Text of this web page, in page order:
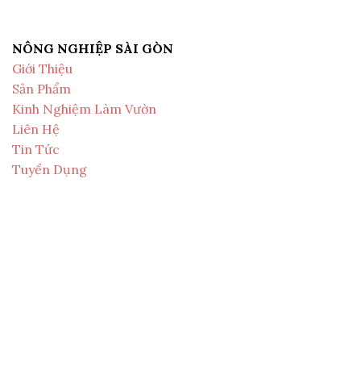
NÔNG NGHIỆP SÀI GÒN
Giới Thiệu
Sản Phẩm
Kinh Nghiệm Làm Vườn
Liên Hệ
Tin Tức
Tuyển Dụng